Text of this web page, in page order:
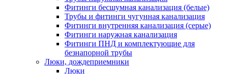
Фитинги бесшумная канализация (белые)
Трубы и фитинги чугунная канализация
Фитинги внутренняя канализация (серые)
Фитинги наружная канализация
Фитинги ПНД и комплектующие для
безнапорной трубы
Люки, дождеприемники
Люки